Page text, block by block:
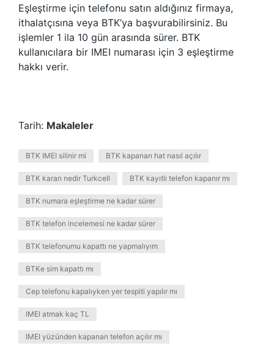
Eşleştirme için telefonu satın aldığınız firmaya,
ithalatçısına veya BTK’ya başvurabilirsiniz. Bu
işlemler 1 ila 10 gün arasında sürer. BTK
kullanıcılara bir IMEI numarası için 3 eşleştirme
hakkı verir.
Tarih: Makaleler
BTK IMEI silinir mi BTK kapanan hat nasıl açılır
BTK kararı nedir Turkcell BTK kayıtlı telefon kapanır mı
BTK numara eşleştirme ne kadar sürer
BTK telefon incelemesi ne kadar sürer
BTK telefonumu kapattı ne yapmalıyım
BTKe sim kapattı mı
Cep telefonu kapalıyken yer tespiti yapılır mı
IMEI atmak kaç TL
IMEI yüzünden kapanan telefon açılır mı